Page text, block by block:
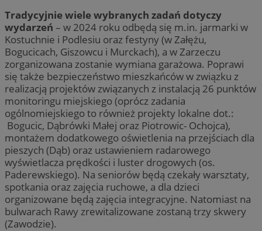
Tradycyjnie wiele wybranych zadań dotyczy
wydarzeń – w 2024 roku odbędą się m.in. jarmarki w
Kostuchnie i Podlesiu oraz festyny (w Załężu,
Bogucicach, Giszowcu i Murckach), a w Zarzeczu
zorganizowana zostanie wymiana garażowa. Poprawi
się także bezpieczeństwo mieszkańców w związku z
realizacją projektów związanych z instalacją 26 punktów
monitoringu miejskiego (oprócz zadania
ogólnomiejskiego to również projekty lokalne dot.:
Bogucic, Dąbrówki Małej oraz Piotrowic- Ochojca),
montażem dodatkowego oświetlenia na przejściach dla
pieszych (Dąb) oraz ustawieniem radarowego
wyświetlacza prędkości i luster drogowych (os.
Paderewskiego). Na seniorów będą czekały warsztaty,
spotkania oraz zajęcia ruchowe, a dla dzieci
organizowane będą zajęcia integracyjne. Natomiast na
bulwarach Rawy zrewitalizowane zostaną trzy skwery
(Zawodzie).